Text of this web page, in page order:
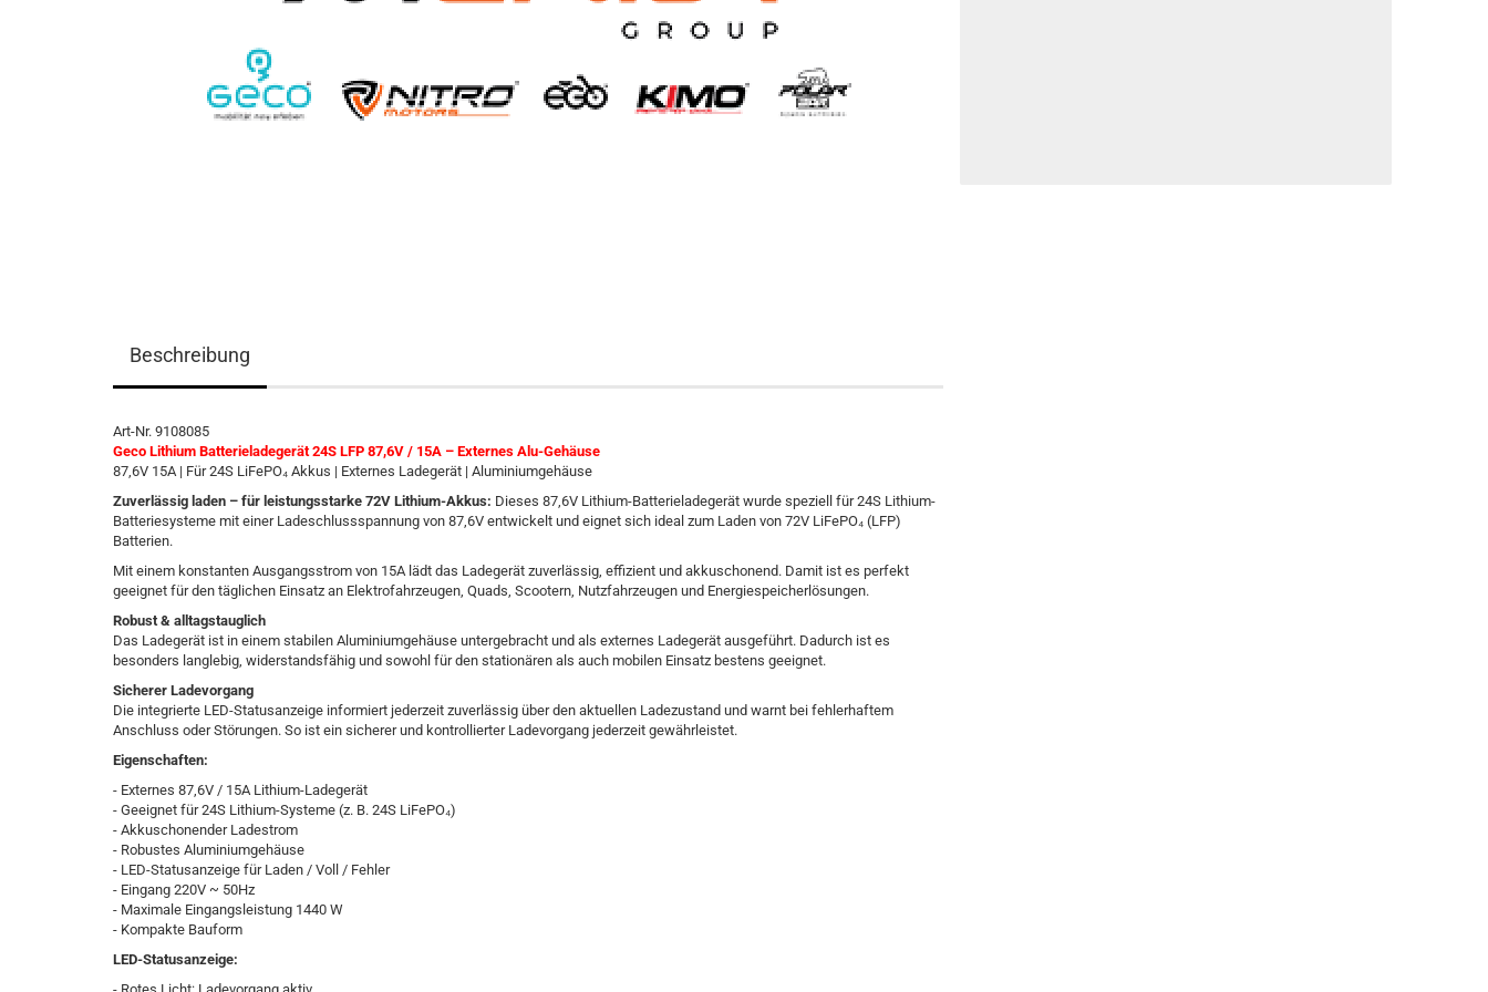
Beschreibung
Art-Nr. 9108085
Geco Lithium Batterieladegerät 24S LFP 87,6V / 15A – Externes Alu-Gehäuse
87,6V 15A | Für 24S LiFePO₄ Akkus | Externes Ladegerät | Aluminiumgehäuse
Zuverlässig laden – für leistungsstarke 72V Lithium-Akkus: Dieses 87,6V Lithium-Batterieladegerät wurde speziell für 24S Lithium-
Batteriesysteme mit einer Ladeschlussspannung von 87,6V entwickelt und eignet sich ideal zum Laden von 72V LiFePO₄ (LFP)
Batterien.
Mit einem konstanten Ausgangsstrom von 15A lädt das Ladegerät zuverlässig, effizient und akkuschonend. Damit ist es perfekt
geeignet für den täglichen Einsatz an Elektrofahrzeugen, Quads, Scootern, Nutzfahrzeugen und Energiespeicherlösungen.
Robust & alltagstauglich
Das Ladegerät ist in einem stabilen Aluminiumgehäuse untergebracht und als externes Ladegerät ausgeführt. Dadurch ist es
besonders langlebig, widerstandsfähig und sowohl für den stationären als auch mobilen Einsatz bestens geeignet.
Sicherer Ladevorgang
Die integrierte LED-Statusanzeige informiert jederzeit zuverlässig über den aktuellen Ladezustand und warnt bei fehlerhaftem
Anschluss oder Störungen. So ist ein sicherer und kontrollierter Ladevorgang jederzeit gewährleistet.
Eigenschaften:
- Externes 87,6V / 15A Lithium-Ladegerät
- Geeignet für 24S Lithium-Systeme (z. B. 24S LiFePO₄)
- Akkuschonender Ladestrom
- Robustes Aluminiumgehäuse
- LED-Statusanzeige für Laden / Voll / Fehler
- Eingang 220V ~ 50Hz
- Maximale Eingangsleistung 1440 W
- Kompakte Bauform
LED-Statusanzeige: